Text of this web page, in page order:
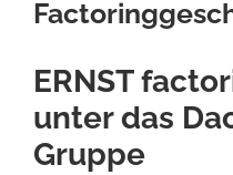
ERNST
unter das
Gruppe